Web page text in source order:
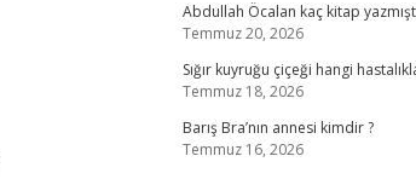
Abdullah Öcalan kaç kitap
Temmuz 20, 2026
Sığır kuyruğu çiçeği hangi
Temmuz 18, 2026
Barış Bra’nın annesi kimdir ?
Temmuz 16, 2026